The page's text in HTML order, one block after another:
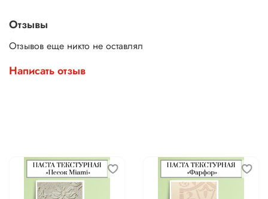
Отзывы
Отзывов еще никто не оставлял
Написать отзыв